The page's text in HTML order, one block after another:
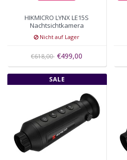
HIKMICRO LYNX LE15S
Nachtsichtkamera
Nicht auf Lager
€618,00 €499,00
SALE